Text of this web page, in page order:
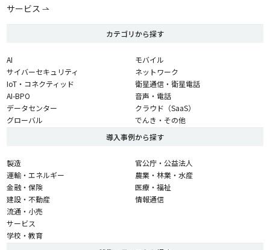
サービス
カテゴリから探す
AI
サイバーセキュリティ
IoT・コネクティッド
AI-BPO
データセンター
グローバル
モバイル
ネットワーク
衛星通信・衛星電話
音声・電話
クラウド（SaaS）
でんき・その他
導入事例から探す
製造
運輸・エネルギー
金融・保険
建設・不動産
流通・小売
サービス
学校・教育
官公庁・公益法人
農業・林業・水産
医療・福祉
情報通信